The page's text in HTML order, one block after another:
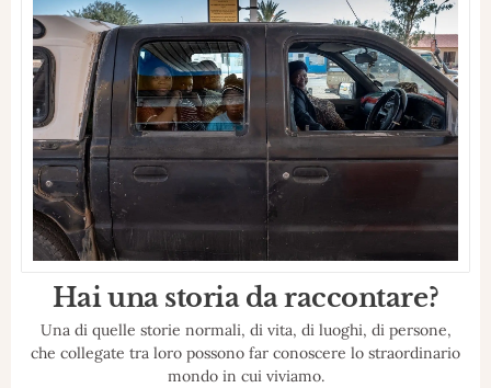
Hai una storia da raccontare?
Una di quelle storie normali, di vita, di luoghi, di persone,
che collegate tra loro possono far conoscere lo straordinario
mondo in cui viviamo.